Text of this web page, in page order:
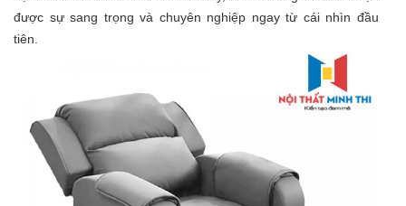
được sự sang trọng và chuyên nghiệp ngay từ cái nhìn đầu
tiên.